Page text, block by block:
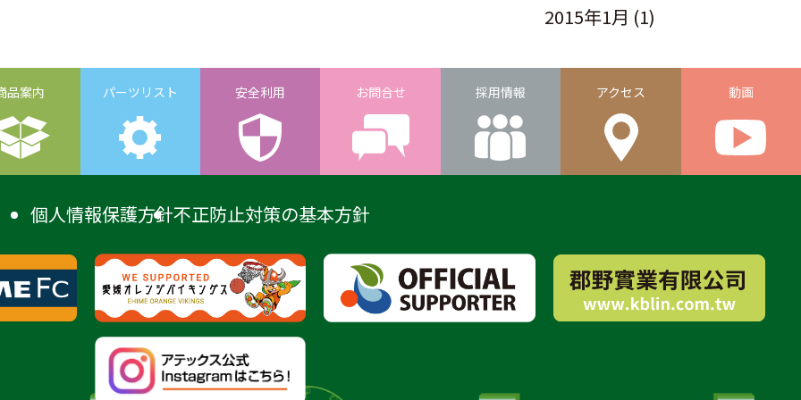
2015年1月 (1)
品案内 パーツリスト 安全利用 お問合せ 採用情報 アクセス 動画
個人情報保護方針不正防止対策の基本方針